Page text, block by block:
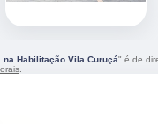
na Habilitação Vila Curuçá" é de